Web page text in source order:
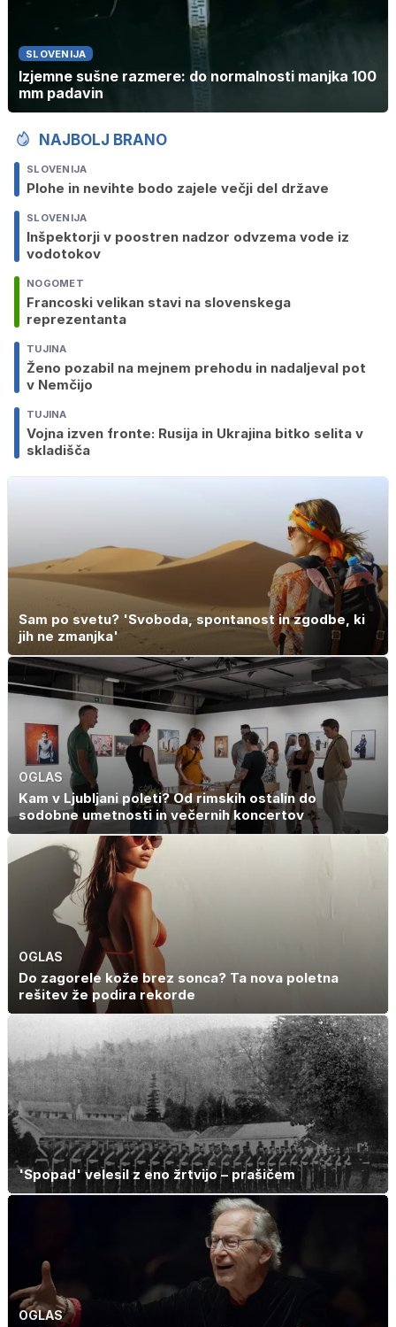
SLOVENIJA
Izjemne sušne razmere: do normalnosti manjka 100
mm padavin
NAJBOLJ BRANO
SLOVENIJA
Plohe in nevihte bodo zajele večji del države
SLOVENIJA
Inšpektorji v poostren nadzor odvzema vode iz
vodotokov
NOGOMET
Francoski velikan stavi na slovenskega
reprezentanta
TUJINA
Ženo pozabil na mejnem prehodu in nadaljeval pot
v Nemčijo
TUJINA
Vojna izven fronte: Rusija in Ukrajina bitko selita v
skladišča
Sam po svetu? 'Svoboda, spontanost in zgodbe, ki
jih ne zmanjka'
OGLAS
Kam v Ljubljani poleti? Od rimskih ostalin do
sodobne umetnosti in večernih koncertov
OGLAS
Do zagorele kože brez sonca? Ta nova poletna
rešitev že podira rekorde
'Spopad' velesil z eno žrtvijo – prašičem
OGLAS